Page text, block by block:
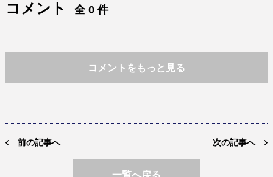
コメント 全 0 件
コメントをもっと見る
前の記事へ 次の記事へ